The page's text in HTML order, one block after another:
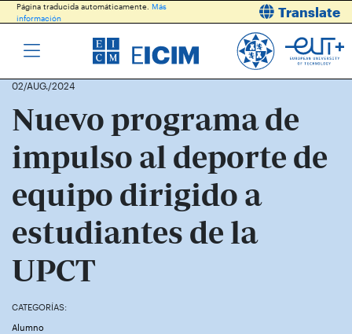
Página traducida automáticamente. Más
información
Translate
02/AUG./2024
Nuevo programa de
impulso al deporte de
equipo dirigido a
estudiantes de la
UPCT
CATEGORÍAS:
Alumno